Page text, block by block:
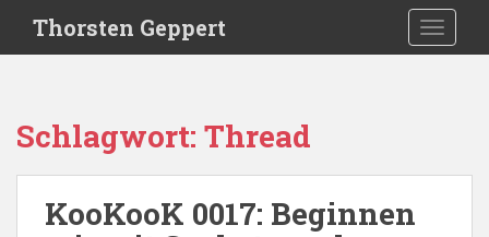
i
Thorsten Geppert
Schlagwort: Thread
KooKooK 0017: Beginnen